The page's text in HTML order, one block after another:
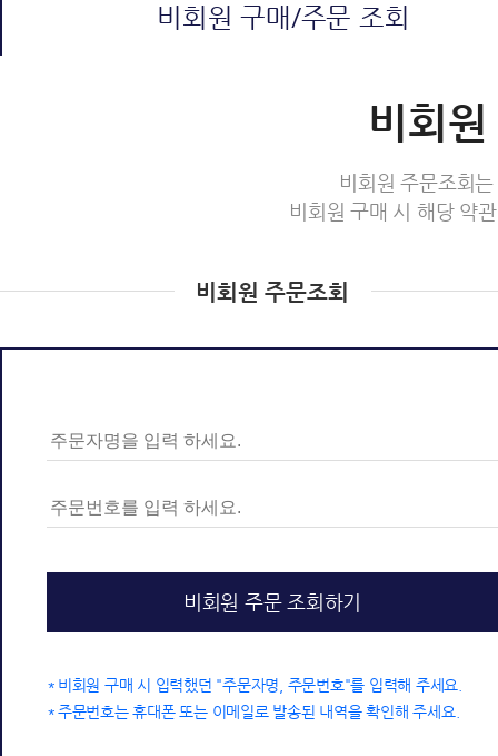
비회원 구매/주문 조회
비회
비회원 주문조회
비회원 구매 시 해당 약
비회원 주문조회
비회원 주문 조회하기
비회원 구매 시 입력했던 "주문자명, 주문번호"를 입력해 주세요.
주문번호는 휴대폰 또는 이메일로 발송된 내역을 확인해 주세요.